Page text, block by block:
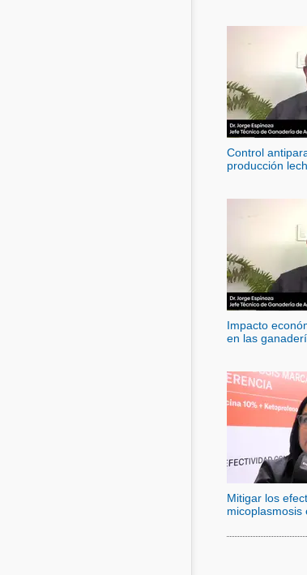
Control
producción
Impacto
en las
Mitigar los
micoplasmosis